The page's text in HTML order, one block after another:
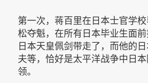
第一次，蒋百里在日本士官学
松夺魁，在所有日本毕业生面
日本天皇佩剑带走了，而他的
夫等，恰好是太平洋战争中日
领。